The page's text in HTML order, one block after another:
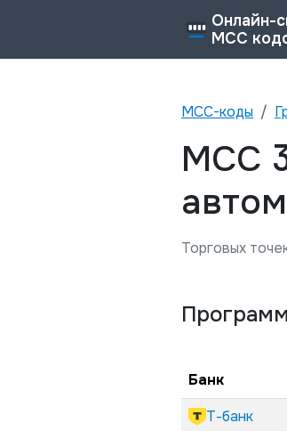
Онлайн-
MCC
MCC-коды
MCC
Торговых
Банк
Т-банк